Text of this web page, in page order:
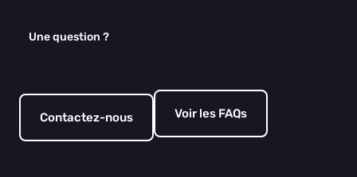
Une question ?
Contactez-nous Voir les FAQs